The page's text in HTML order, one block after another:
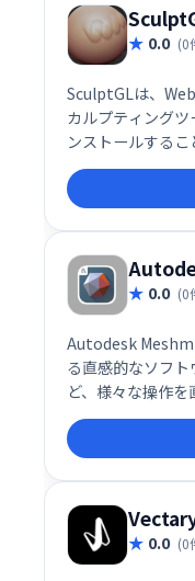
0.0 (0
SculptGLは、
カルプティング
ンストールする
を楽しむことが
からプロまで幅広
0.0 (0
Autodesk
る直感的なソフ
ど、様々な操作
トのための「ス
う。複雑な操作は
を加工できます。
0.0 (0